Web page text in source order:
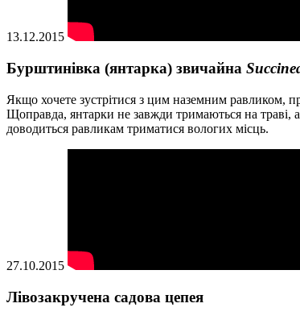
13.12.2015
Бурштинівка (янтарка) звичайна
Якщо хочете зустрітися з цим наземним равликом,
Щоправда, янтарки не завжди тримаються на траві,
доводиться равликам триматися вологих місць.
27.10.2015
Лівозакручена садова цепея